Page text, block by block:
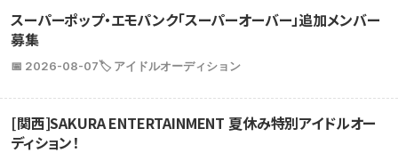
スーパーポップ・エモパンク「スーパーオーバー」追加メンバー
募集
📅 2026-08-07🏷️ アイドルオーディション
[関西]SAKURA ENTERTAINMENT 夏休み特別アイドルオー
ディション！